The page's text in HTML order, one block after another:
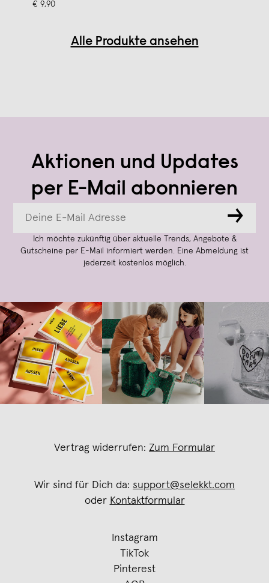
€ 9,90
Alle Produkte ansehen
Aktionen und Updates
per E-Mail abonnieren
→
Ich möchte zukünftig über aktuelle Trends, Angebote &
Gutscheine per E-Mail informiert werden. Eine Abmeldung ist
jederzeit kostenlos möglich.
Vertrag widerrufen: Zum Formular
Wir sind für Dich da: support@selekkt.com
oder Kontaktformular
Instagram
TikTok
Pinterest